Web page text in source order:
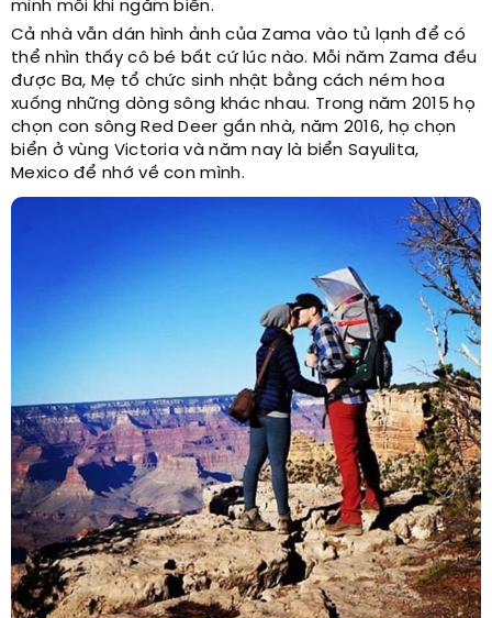
mình mỗi khi ngắm biển.
Cả nhà vẫn dán hình ảnh của Zama vào tủ lạnh để có
thể nhìn thấy cô bé bất cứ lúc nào. Mỗi năm Zama đều
được Ba, Mẹ tổ chức sinh nhật bằng cách ném hoa
xuống những dòng sông khác nhau. Trong năm 2015 họ
chọn con sông Red Deer gần nhà, năm 2016, họ chọn
biển ở vùng Victoria và năm nay là biển Sayulita,
Mexico để nhớ về con mình.